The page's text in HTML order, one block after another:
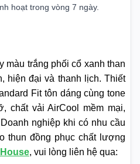
hoạt trong vòng 7 ngày.
màu trắng phối cổ xanh than
hiện đại và thanh lịch. Thiết
Fit tôn dáng cùng tone
chất vải AirCool mềm mại,
nghiệp khi có nhu cầu
thun đồng phục chất lượng
, vui lòng liên hệ qua: